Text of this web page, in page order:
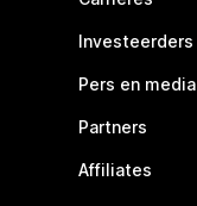
Investeerders
Pers en media
Partners
Affiliates